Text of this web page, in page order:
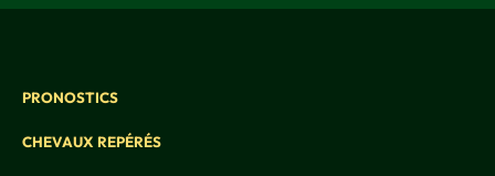
PRONOSTICS
CHEVAUX REPÉRÉS